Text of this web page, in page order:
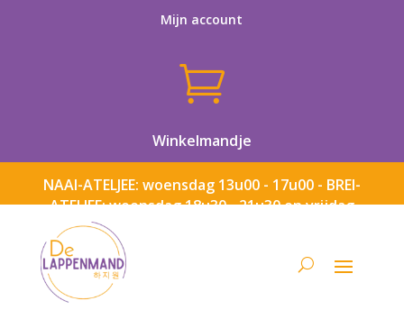
Mijn account

Winkelmandje
NAAI-ATELJEE: woensdag 13u00 - 17u00 - BREI-
ATELJEE: woensdag 18u30 - 21u30 en vrijdag